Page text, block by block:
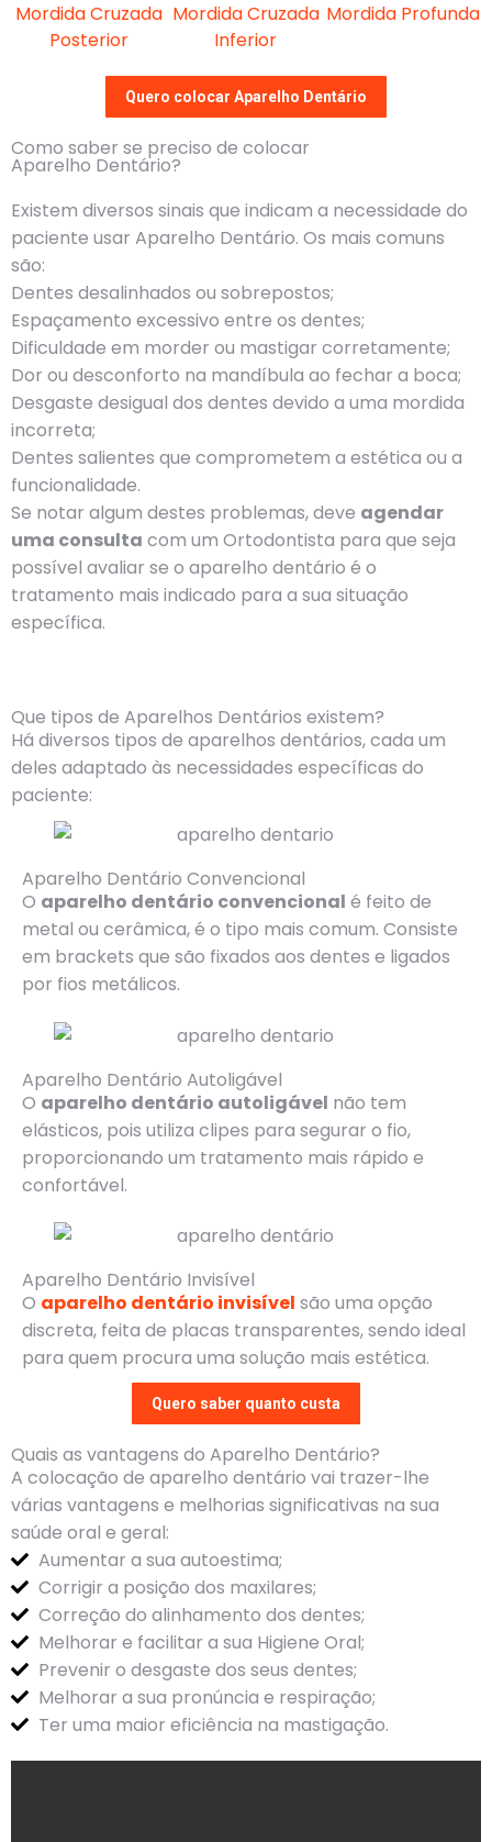
Mordida Cruzada
Posterior
Mordida Cruzada
Inferior
Mordida Profunda
Quero colocar Aparelho Dentário
Como saber se preciso de colocar
Aparelho Dentário?
Existem diversos sinais que indicam a necessidade do
paciente usar Aparelho Dentário. Os mais comuns
são:
Dentes desalinhados ou sobrepostos;
Espaçamento excessivo entre os dentes;
Dificuldade em morder ou mastigar corretamente;
Dor ou desconforto na mandíbula ao fechar a boca;
Desgaste desigual dos dentes devido a uma mordida
incorreta;
Dentes salientes que comprometem a estética ou a
funcionalidade.
Se notar algum destes problemas, deve agendar
uma consulta com um Ortodontista para que seja
possível avaliar se o aparelho dentário é o
tratamento mais indicado para a sua situação
específica.
Que tipos de Aparelhos Dentários existem?
Há diversos tipos de aparelhos dentários, cada um
deles adaptado às necessidades específicas do
paciente:
Aparelho Dentário Convencional
O aparelho dentário convencional é feito de
metal ou cerâmica, é o tipo mais comum. Consiste
em brackets que são fixados aos dentes e ligados
por fios metálicos.
Aparelho Dentário Autoligável
O aparelho dentário autoligável não tem
elásticos, pois utiliza clipes para segurar o fio,
proporcionando um tratamento mais rápido e
confortável.
Aparelho Dentário Invisível
O aparelho dentário invisível são uma opção
discreta, feita de placas transparentes, sendo ideal
para quem procura uma solução mais estética.
Quero saber quanto custa
Quais as vantagens do Aparelho Dentário?
A colocação de aparelho dentário vai trazer-lhe
várias vantagens e melhorias significativas na sua
saúde oral e geral:
Aumentar a sua autoestima;
Corrigir a posição dos maxilares;
Correção do alinhamento dos dentes;
Melhorar e facilitar a sua Higiene Oral;
Prevenir o desgaste dos seus dentes;
Melhorar a sua pronúncia e respiração;
Ter uma maior eficiência na mastigação.